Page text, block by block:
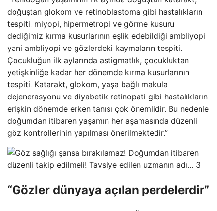
doğuştan glokom ve retinoblastoma gibi hastalıkların
tespiti, miyopi, hipermetropi ve görme kusuru
dediğimiz kırma kusurlarının eşlik edebildiği ambliyopi
yani ambliyopi ve gözlerdeki kaymaların tespiti.
Çocukluğun ilk aylarında astigmatlık, çocukluktan
yetişkinliğe kadar her dönemde kırma kusurlarının
tespiti. Katarakt, glokom, yaşa bağlı makula
dejenerasyonu ve diyabetik retinopati gibi hastalıkların
erişkin dönemde erken tanısı çok önemlidir. Bu nedenle
doğumdan itibaren yaşamın her aşamasında düzenli
göz kontrollerinin yapılması önerilmektedir.”
“Gözler dünyaya açılan perdelerdir”